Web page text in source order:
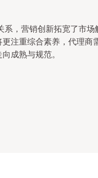
，营销创新拓宽了市场
注重综合素养，代理商
成熟与规范。